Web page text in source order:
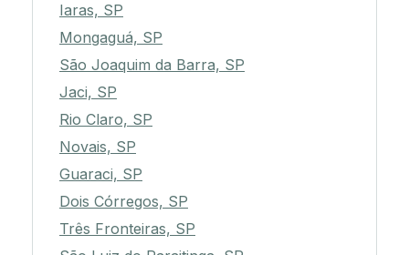
Iaras, SP
Mongaguá, SP
São Joaquim da Barra, SP
Jaci, SP
Rio Claro, SP
Novais, SP
Guaraci, SP
Dois Córregos, SP
Três Fronteiras, SP